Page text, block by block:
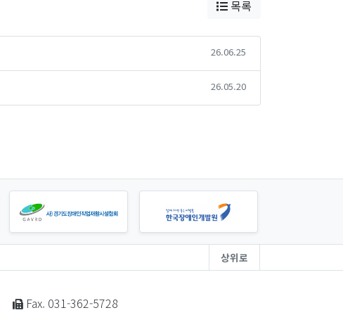
목록
26.06.25
26.05.20
상위로
Fax. 031-362-5728